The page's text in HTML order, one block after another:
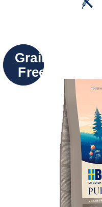
Grain
Free